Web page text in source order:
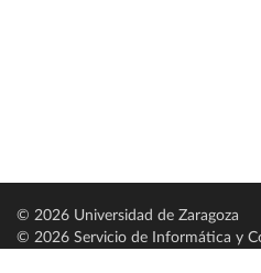
© 2026 Universidad de Zaragoza
© 2026 Servicio de Informática y